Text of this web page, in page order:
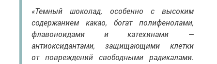
«Темный шоколад, особенно с высоким
содержанием какао, богат полифенолами,
флавоноидами и катехинами —
антиоксидантами, защищающими клетки
от повреждений свободными радикалами.